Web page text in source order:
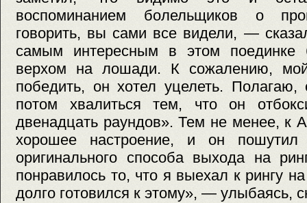
воспоминанием болельщиков о
говорить, вы сами все видели, —
самым интересным в этом поединке
верхом на лошади. К сожалению,
победить, он хотел уцелеть.
потом хвалиться тем, что он
двенадцать раундов». Тем не менее, к
хорошее настроение, и он пошутил
оригинального способа выхода на
понравилось то, что я выехал к рингу
долго готовился к этому», — улыбаясь,